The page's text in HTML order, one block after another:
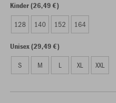
Kinder (26,49 €)
128 140 152 164
Unisex (29,49 €)
S M L XL XXL